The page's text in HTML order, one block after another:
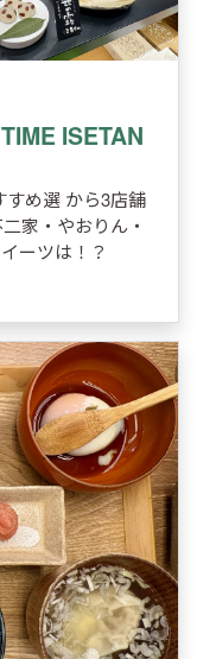
ISETAN
すめ選 から3店舗
家・やおりん・
ーツは！？